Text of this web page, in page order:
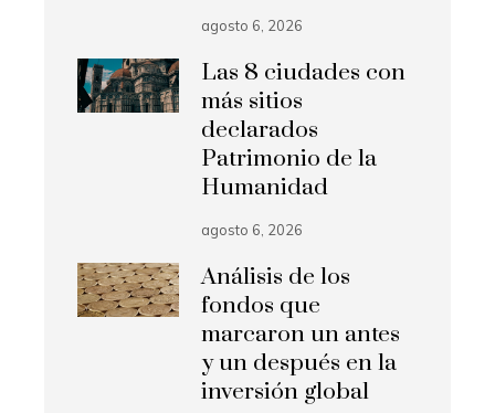
agosto 6, 2026
Las 8 ciudades con
más sitios
declarados
Patrimonio de la
Humanidad
agosto 6, 2026
Análisis de los
fondos que
marcaron un antes
y un después en la
inversión global